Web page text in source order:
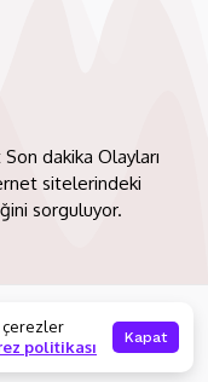
dakika Olayları
sitelerindeki
sorguluyor.
Kaldırma
çerezler
politikası Kapat